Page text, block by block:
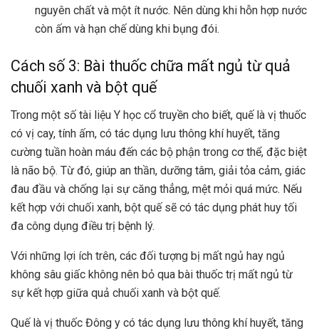
nguyên chất và một ít nước. Nên dùng khi hỗn hợp nước
còn ấm và hạn chế dùng khi bụng đói.
Cách số 3: Bài thuốc chữa mất ngủ từ quả
chuối xanh và bột quế
Trong một số tài liệu Y học cổ truyền cho biết, quế là vị thuốc
có vị cay, tính ấm, có tác dụng lưu thông khí huyết, tăng
cường tuần hoàn máu đến các bộ phận trong cơ thể, đặc biệt
là não bộ. Từ đó, giúp an thần, dưỡng tâm, giải tỏa cảm, giác
đau đầu và chống lại sự căng thẳng, mệt mỏi quá mức. Nếu
kết hợp với chuối xanh, bột quế sẽ có tác dụng phát huy tối
đa công dụng điều trị bệnh lý.
Với những lợi ích trên, các đối tượng bị mất ngủ hay ngủ
không sâu giấc không nên bỏ qua bài thuốc trị mất ngủ từ
sự kết hợp giữa quả chuối xanh và bột quế.
Quế là vị thuốc Đông y có tác dụng lưu thông khí huyết, tăng